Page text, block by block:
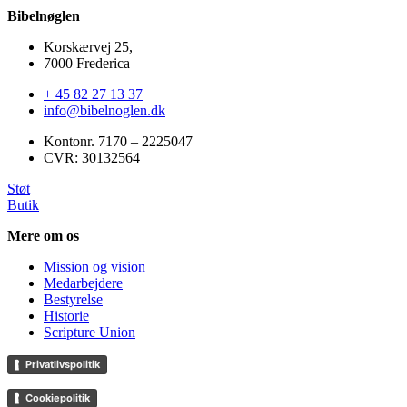
Bibelnøglen
Korskærvej 25,
7000 Frederica
+ 45 82 27 13 37
info@bibelnoglen.dk
Kontonr. ‍7170 – 2225047
CVR: ‍30132564
Støt
Butik
Mere om os
Mission og vision
Medarbejdere
Bestyrelse
Historie
Scripture Union
Privatlivspolitik
Cookiepolitik